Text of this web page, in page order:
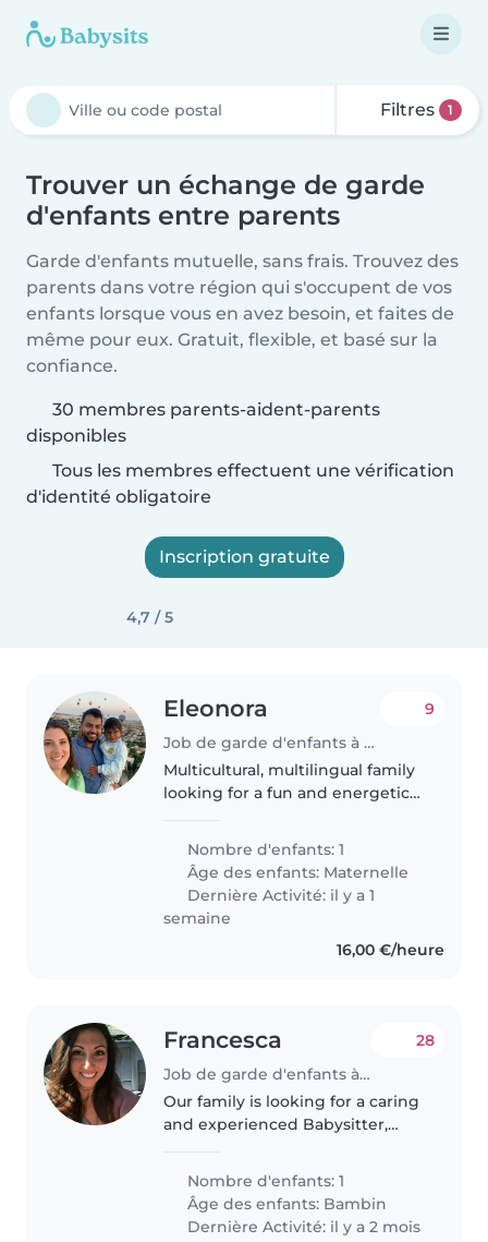
Filtres 1
Trouver un échange de garde
d'enfants entre parents
Garde d'enfants mutuelle, sans frais. Trouvez des
parents dans votre région qui s'occupent de vos
enfants lorsque vous en avez besoin, et faites de
même pour eux. Gratuit, flexible, et basé sur la
confiance.
30 membres parents-aident-parents
disponibles
Tous les membres effectuent une vérification
d'identité obligatoire
Inscription gratuite
4,7 / 5
Eleonora
Job de garde d'enfants à Luxembourg
9
Multicultural, multilingual family
looking for a fun and energetic
for our cheerful 31⁄2-year-old. We
speak English and Italian, and
we'd love someone..
Nombre d'enfants: 1
Âge des enfants: Maternelle
Dernière Activité: il y a 1
semaine
16,00 €/heure
Francesca
Job de garde d'enfants à Strassen
28
Our family is looking for a caring
and experienced Babysitter,
curious, and playful toddler. We'd
love someone who can..
Nombre d'enfants: 1
Âge des enfants: Bambin
Dernière Activité: il y a 2 mois